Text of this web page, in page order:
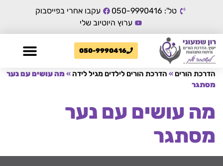
טל': 050-9990416
עקבו אחרי בפייסבוק
ערוץ היוטיוב שלי
050-9990416
הדרכת הורים » הדרכת הורים לילדים מגיל לידה »מה עושים עם נער
מסתגר
מה עושים עם נער
מסתגר